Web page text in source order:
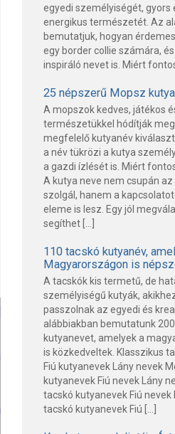
egyedi személyiségét, gyors
energikus természetét. Az
bemutatjuk, hogyan
egy border collie számára,
inspiráló nevet is. Miért
25 népszerű Mopsz
A mopszok kedves, játékos
természetükkel hódítják
megfelelő kutyanév
a név tükrözi a kutya
a gazdi ízlését is. Miért
A kutya neve nem csupán
szolgál, hanem a
eleme is lesz. Egy jól
segíthet […]
110 tacskó kutyanév,
Magyarországon is
A tacskók kis termetű, de
személyiségű kutyák,
passzolnak az egyedi és
alábbiakban bemutatunk
kutyanevet, amelyek a
is közkedveltek. Klasszikus
Fiú kutyanevek Lány nevek
kutyanevek Fiú nevek Lány
tacskó kutyanevek Fiú nevek
tacskó kutyanevek Fiú […]